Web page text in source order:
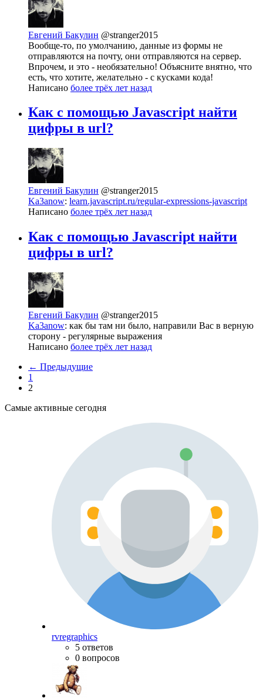
Евгений Бакулин @stranger2015
Вообще-то, по умолчанию, данные из формы не
отправляются на почту, они отправляются на сервер.
Впрочем, и это - необязательно! Объясните внятно, что
есть, что хотите, желательно - с кусками кода!
Написано более трёх лет назад
Как с помощью Javascript найти
цифры в url?
Евгений Бакулин @stranger2015
Ka3anow: learn.javascript.ru/regular-expressions-javascript
Написано более трёх лет назад
Как с помощью Javascript найти
цифры в url?
Евгений Бакулин @stranger2015
Ka3anow: как бы там ни было, направили Вас в верную
сторону - регулярные выражения
Написано более трёх лет назад
← Предыдущие
1
2
Самые активные сегодня
rvregraphics
5 ответов
0 вопросов